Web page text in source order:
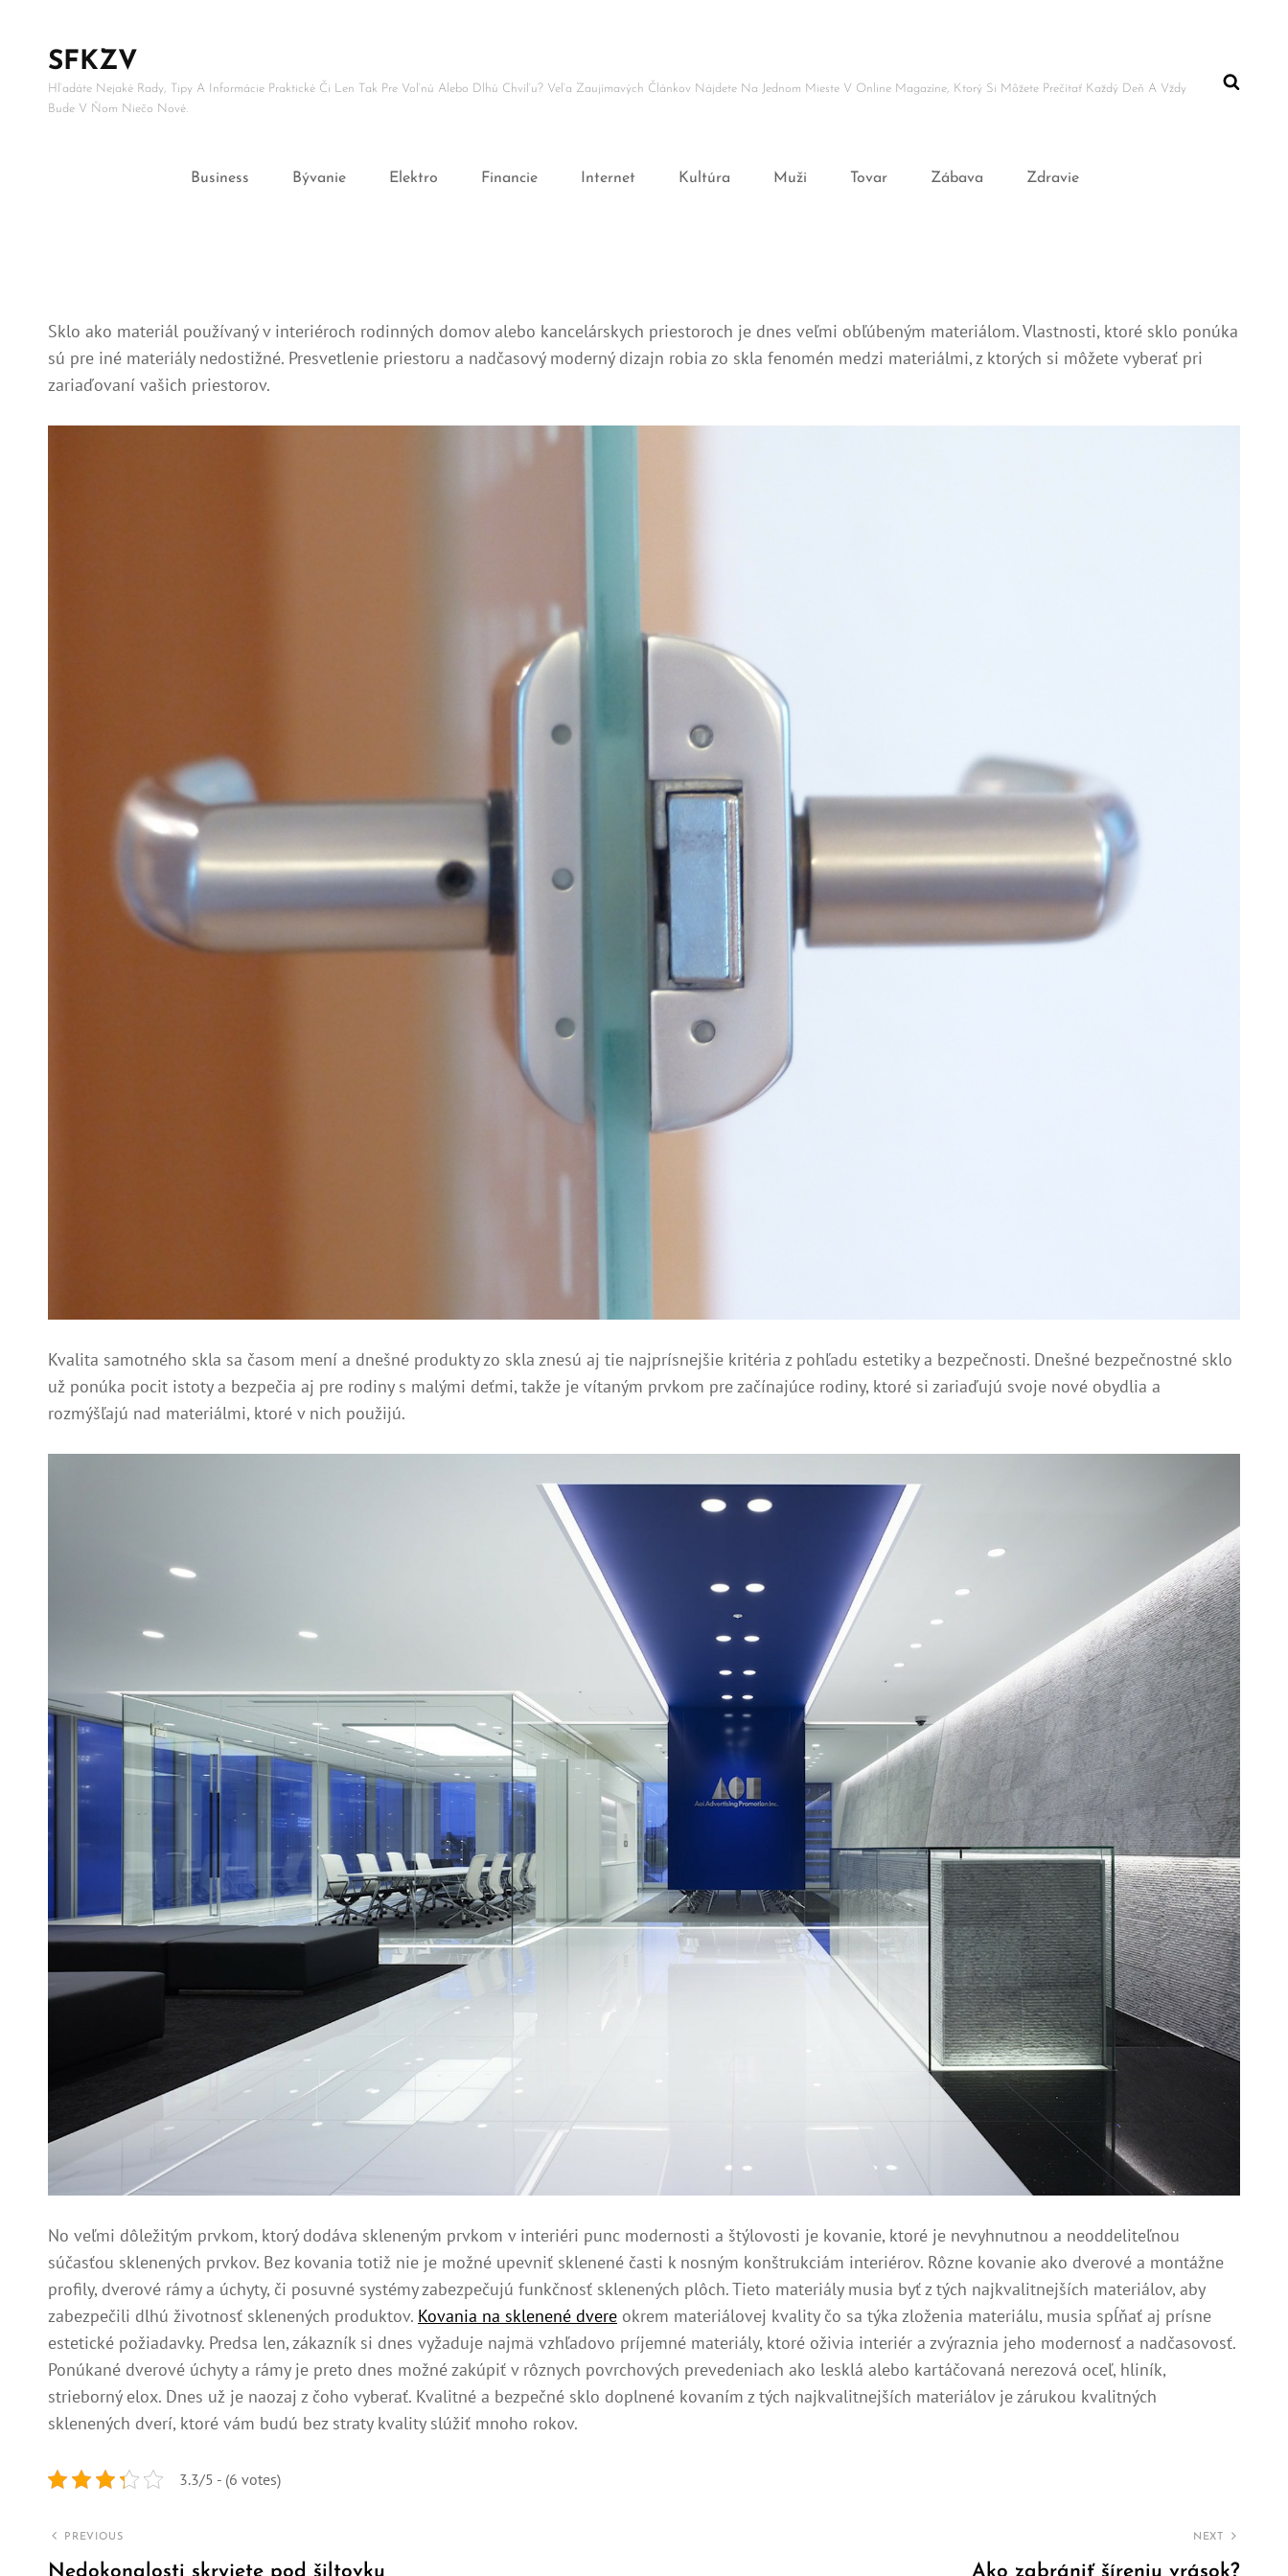
SFKZV
Hľadáte Nejaké Rady, Tipy A Informácie Praktické Či Len Tak Pre Voľnú Alebo Dlhú Chvíľu? Veľa Zaujímavých Článkov Nájdete Na Jednom Mieste V Online Magazíne, Ktorý Si Môžete Prečítať Každý Deň A Vždy
Bude V Ňom Niečo Nové.
Business Bývanie Elektro Financie Internet Kultúra Muži Tovar Zábava Zdravie
Sklo ako materiál používaný v interiéroch rodinných domov alebo kancelárskych priestoroch je dnes veľmi obľúbeným materiálom. Vlastnosti, ktoré sklo ponúka
sú pre iné materiály nedostižné. Presvetlenie priestoru a nadčasový moderný dizajn robia zo skla fenomén medzi materiálmi, z ktorých si môžete vyberať pri
zariaďovaní vašich priestorov.
Kvalita samotného skla sa časom mení a dnešné produkty zo skla znesú aj tie najprísnejšie kritéria z pohľadu estetiky a bezpečnosti. Dnešné bezpečnostné sklo
už ponúka pocit istoty a bezpečia aj pre rodiny s malými deťmi, takže je vítaným prvkom pre začínajúce rodiny, ktoré si zariaďujú svoje nové obydlia a
rozmýšľajú nad materiálmi, ktoré v nich použijú.
No veľmi dôležitým prvkom, ktorý dodáva skleneným prvkom v interiéri punc modernosti a štýlovosti je kovanie, ktoré je nevyhnutnou a neoddeliteľnou
súčasťou sklenených prvkov. Bez kovania totiž nie je možné upevniť sklenené časti k nosným konštrukciám interiérov. Rôzne kovanie ako dverové a montážne
profily, dverové rámy a úchyty, či posuvné systémy zabezpečujú funkčnosť sklenených plôch. Tieto materiály musia byť z tých najkvalitnejších materiálov, aby
zabezpečili dlhú životnosť sklenených produktov. Kovania na sklenené dvere okrem materiálovej kvality čo sa týka zloženia materiálu, musia spĺňať aj prísne
estetické požiadavky. Predsa len, zákazník si dnes vyžaduje najmä vzhľadovo príjemné materiály, ktoré oživia interiér a zvýraznia jeho modernosť a nadčasovosť.
Ponúkané dverové úchyty a rámy je preto dnes možné zakúpiť v rôznych povrchových prevedeniach ako lesklá alebo kartáčovaná nerezová oceľ, hliník,
strieborný elox. Dnes už je naozaj z čoho vyberať. Kvalitné a bezpečné sklo doplnené kovaním z tých najkvalitnejších materiálov je zárukou kvalitných
sklenených dverí, ktoré vám budú bez straty kvality slúžiť mnoho rokov.
3.3/5 - (6 votes)
Navigace
PREVIOUS
Nedokonalosti skryjete pod šiltovku
NEXT
Ako zabrániť šíreniu vrások?